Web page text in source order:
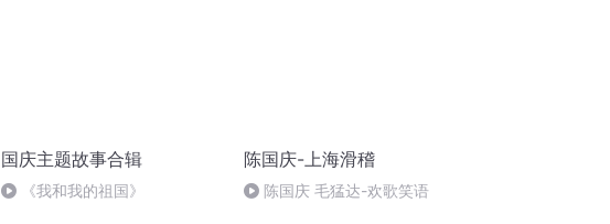
国庆主题故事合辑
《我和我的祖国》
陈国庆-上海滑稽
陈国庆 毛猛达-欢歌笑语